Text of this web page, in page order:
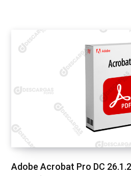
Adobe Acrobat Pro DC